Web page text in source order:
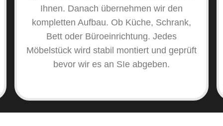
Ihnen. Danach übernehmen wir den
kompletten Aufbau. Ob Küche, Schrank,
Bett oder Büroeinrichtung. Jedes
Möbelstück wird stabil montiert und geprüft
bevor wir es an SIe abgeben.